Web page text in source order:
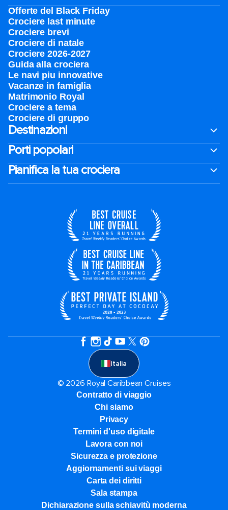
Offerte del Black Friday
Crociere last minute
Crociere brevi​
Crociere di natale​
Crociere 2026-2027
Guida alla crociera
Le navi piu innovative
Vacanze in famiglia
Matrimonio Royal
Crociere a tema
Crociere di gruppo
Destinazioni
Porti popolari
Pianifica la tua crociera
Italia
© 2026 Royal Caribbean Cruises
Contratto di viaggio
Chi siamo
Privacy
Termini d'uso digitale
Lavora con noi
Sicurezza e protezione
Aggiornamenti sui viaggi
Carta dei diritti
Sala stampa
Dichiarazione sulla schiavitù moderna